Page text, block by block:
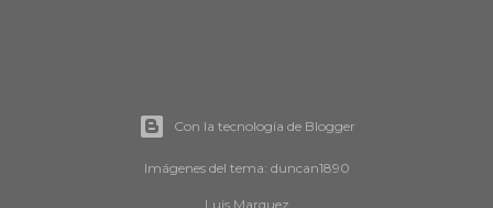
Con la tecnología de Blogger
Imágenes del tema: duncan1890
Luis Marquez